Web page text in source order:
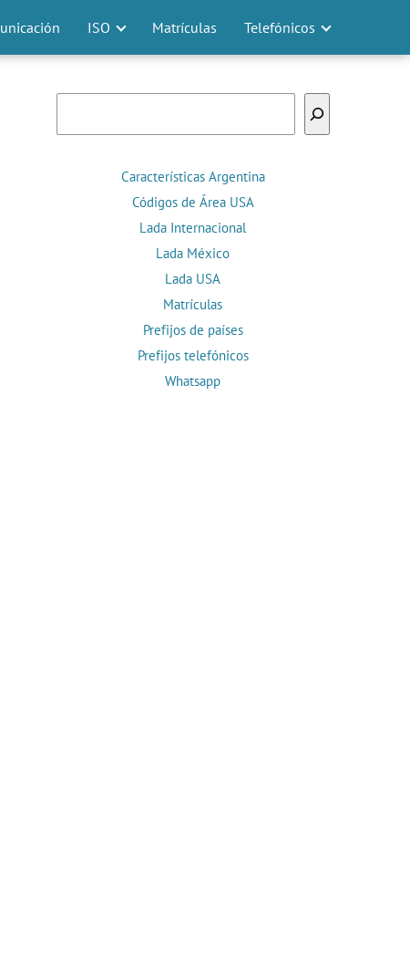
ISO Matrículas Telefónicos
Características Argentina
Códigos de Área USA
Lada Internacional
Lada México
Lada USA
Matrículas
Prefijos de países
Prefijos telefónicos
Whatsapp